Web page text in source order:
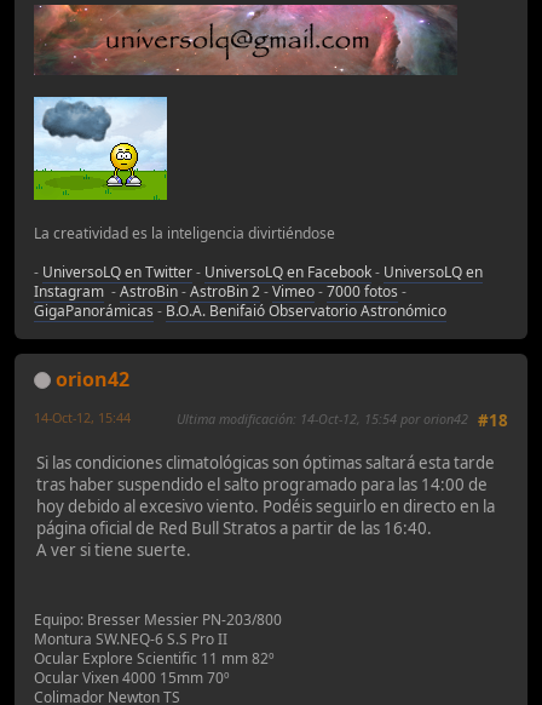
La creatividad es la inteligencia divirtiéndose
- UniversoLQ en Twitter- UniversoLQ en Facebook- UniversoLQ en
Instagram -AstroBin-AstroBin 2-Vimeo-7000 fotos -
GigaPanorámicas - B.O.A. Benifaió Observatorio Astronómico
orion42
#18
14-Oct-12, 15:44 Ultima modificación: 14-Oct-12, 15:54 por orion42
Si las condiciones climatológicas son óptimas saltará esta tarde
tras haber suspendido el salto programado para las 14:00 de
hoy debido al excesivo viento. Podéis seguirlo en directo en la
página oficial de Red Bull Stratos a partir de las 16:40.
A ver si tiene suerte.
Equipo: Bresser Messier PN-203/800
Montura SW.NEQ-6 S.S Pro II
Ocular Explore Scientific 11 mm 82º
Ocular Vixen 4000 15mm 70º
Colimador Newton TS